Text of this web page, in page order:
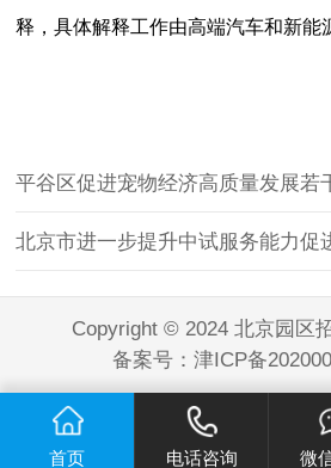
释，具体解释工作由高端汽车和新能
平谷区促进宠物经济高质量发展若
Copyright © 2024 北京园区
备案号： 津ICP备
首页 电话咨询 微